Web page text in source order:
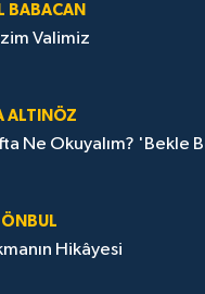
BABACAN
Valimiz
ALTINÖZ
Ne Okuyalım? 'Bekle
Hikâyesi